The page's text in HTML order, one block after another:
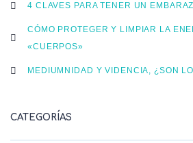
4 CLAVES PARA TENER UN
CÓMO PROTEGER Y LIMPIAR LA
«CUERPOS»
MEDIUMNIDAD Y VIDENCIA, ¿SON
CATEGORÍAS